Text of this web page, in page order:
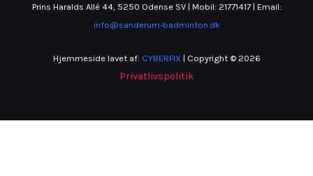
Prins Haralds Allé 44, 5250 Odense SV | Mobil: 21771417 | Email:
info@sanderum-badminton.dk
Hjemmeside lavet af: CYBERFIX| Copyright © 2026
Privatlivspolitik